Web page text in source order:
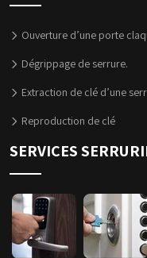
Ouverture d’une porte
Dégrippage de serrure.
Extraction de clé d’une
Reproduction de clé
SERVICES